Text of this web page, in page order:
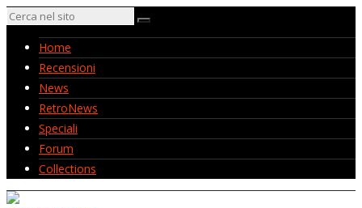
Home
Recensioni
News
RetroNews
Speciali
Forum
Collections